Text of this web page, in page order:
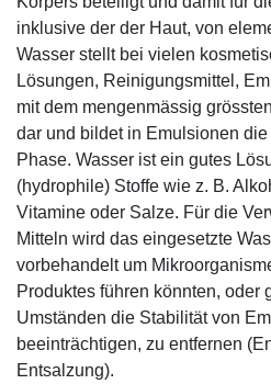
inklusive der der Haut, von
Wasser stellt bei vielen
Lösungen, Reinigungsmittel,
mit dem mengenmässig
dar und bildet in Emulsionen
Phase. Wasser ist ein gutes
(hydrophile) Stoffe wie z. B.
Vitamine oder Salze. Für die
Mitteln wird das eingesetzte
vorbehandelt um
Produktes führen könnten, oder
Umständen die Stabilität von
beeinträchtigen, zu entfernen
Entsalzung).